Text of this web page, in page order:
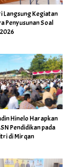
Langsung Kegiatan
Penyusunan Soal
Hinelo Harapkan
Pendidikan pada
di Mirqan